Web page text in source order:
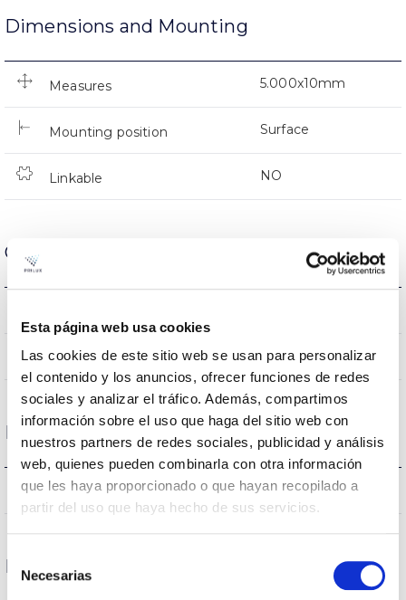
Esta página web usa cookies
Las cookies de este sitio web se usan para personalizar
el contenido y los anuncios, ofrecer funciones de redes
sociales y analizar el tráfico. Además, compartimos
información sobre el uso que haga del sitio web con
nuestros partners de redes sociales, publicidad y análisis
web, quienes pueden combinarla con otra información
que les haya proporcionado o que hayan recopilado a
partir del uso que haya hecho de sus servicios.
Selección
Necesarias
Dimensions and Mounting
Measures 5.000x10mm
Mounting position Surface
Linkable NO
Optical data
CRI Colour rendering index 80
Housing and Finish
IP Tightness index IP20
Life